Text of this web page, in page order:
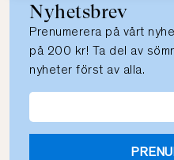
Nyhetsbrev
Prenumerera på vårt
på 200 kr! Ta del av
nyheter först av alla.